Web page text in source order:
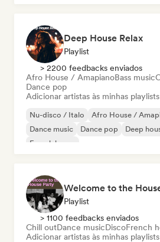
Deep House Relax
Playlist
> 2200 feedbacks enviados
Afro House / AmapianoBass music
Dance pop
Adicionar artistas às minhas
Nu-disco / Italo Afro House /
Dance music
Dance pop Deep
French house
Welcome to the
Playlist
> 1100 feedbacks enviados
Chill outDance musicDiscoFrench
Adicionar artistas às minhas